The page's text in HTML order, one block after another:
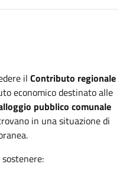
il Contributo regionale
economico destinato alle
pubblico comunale
in una situazione di